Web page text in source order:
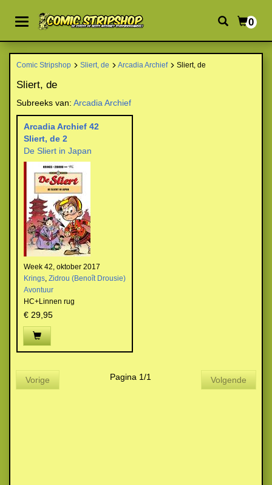
0
Comic Stripshop Sliert, de Arcadia Archief Sliert, de
Sliert, de
Subreeks van: Arcadia Archief
Arcadia Archief 42
Sliert, de 2
De Sliert in Japan
Week 42, oktober 2017
Krings, Zidrou (Benoît Drousie)
Avontuur
HC+Linnen rug
€ 29,95
Vorige Pagina 1/1 Volgende